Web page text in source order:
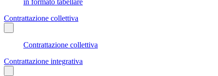
Contrattazione collettiva
Contrattazione collettiva
Contrattazione integrativa